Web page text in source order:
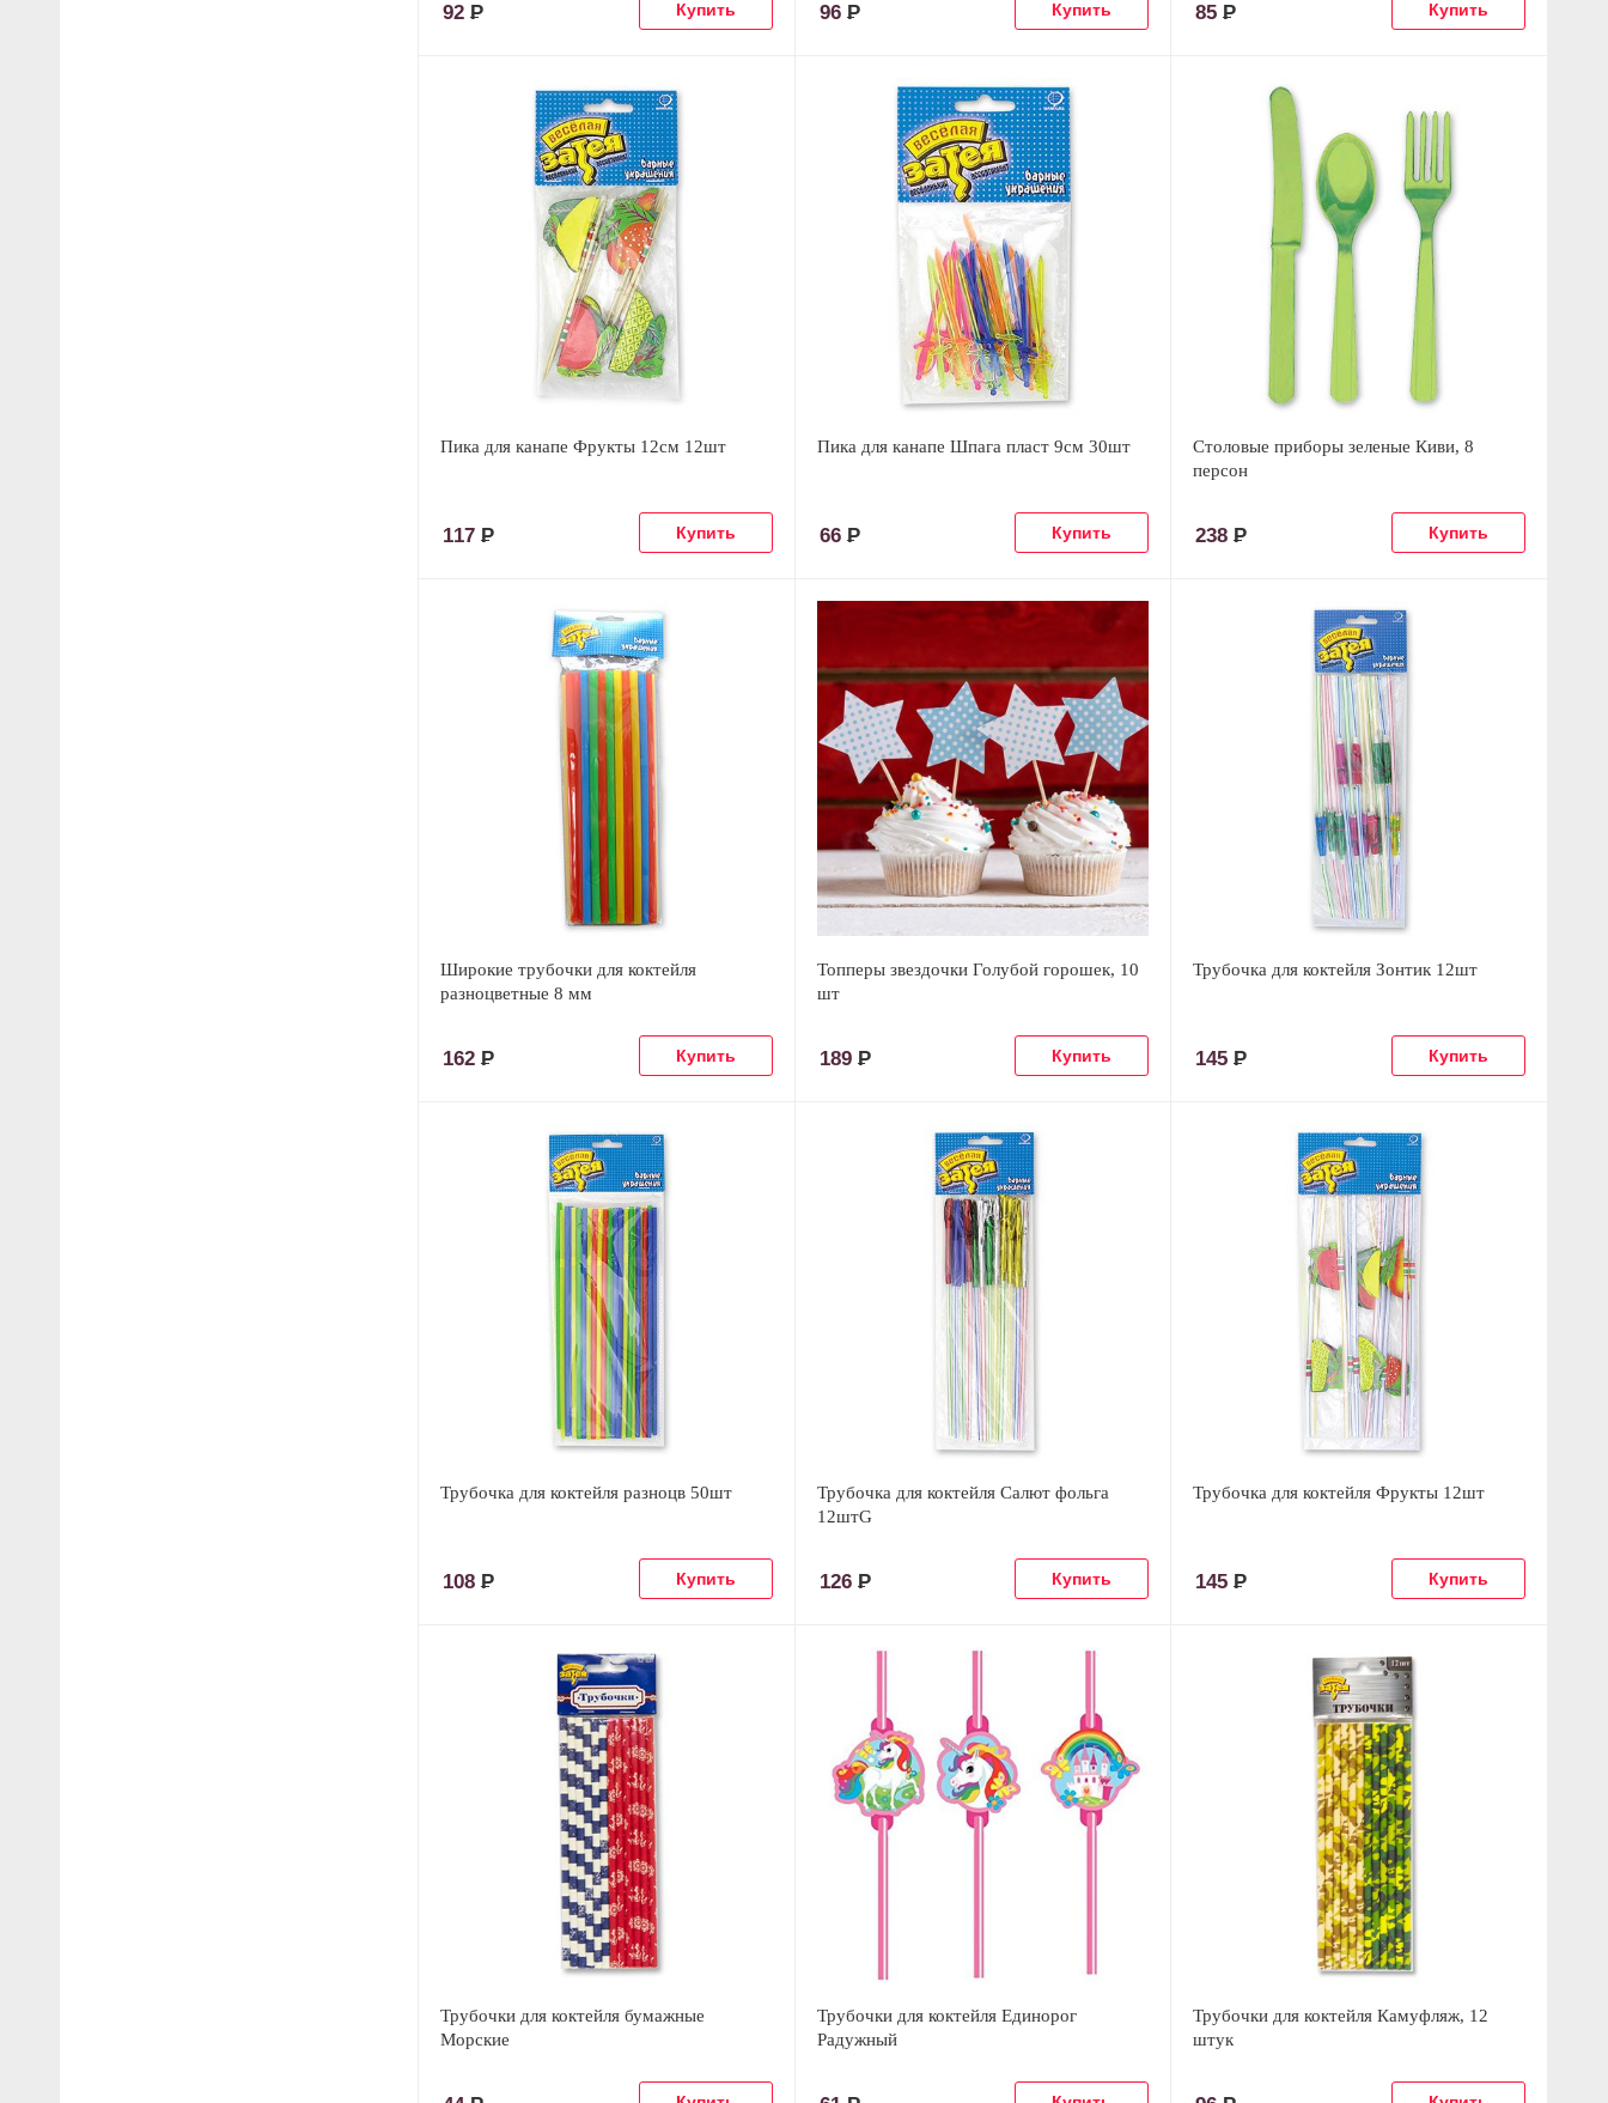
92 Р 96 Р 85Р
Пика для канапе Фрукты 12см 12шт
117 Р
Пика для канапе Шпага пласт 9см 30шт
66 Р
Столовые приборы зеленые Киви, 8
персон
238Р
Широкие трубочки для коктейля
разноцветные 8 мм
162 Р
Топперы звездочки Голубой горошек, 10
шт
189 Р
Трубочка для коктейля Зонтик 12шт
145Р
Трубочка для коктейля разноцв 50шт
108 Р
Трубочка для коктейля Салют фольга
12штG
126 Р
Трубочка для коктейля Фрукты 12шт
145Р
Трубочки для коктейля бумажные
Морские
Трубочки для коктейля Единорог
Радужный
Трубочки для коктейля Камуфляж, 12
штук